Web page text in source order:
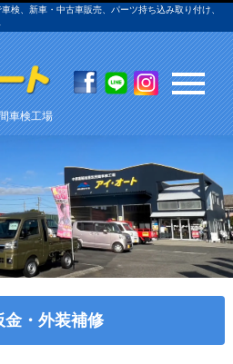
検、新車・中古車販売、パーツ持ち込み取り付け、
車検工場
・外装補修